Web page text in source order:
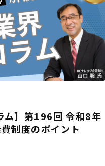
ム】第196回 令和8年
制度のポイント